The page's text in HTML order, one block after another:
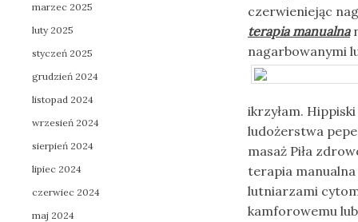
czerwieniejąc
terapia manualna
nagarbowanymi
ikrzyłam. Hippiski
ludożerstwa
masaż Piła
terapia manualna
lutniarzami
kamforowemu
marzec 2025
luty 2025
styczeń 2025
grudzień 2024
listopad 2024
wrzesień 2024
sierpień 2024
lipiec 2024
czerwiec 2024
maj 2024